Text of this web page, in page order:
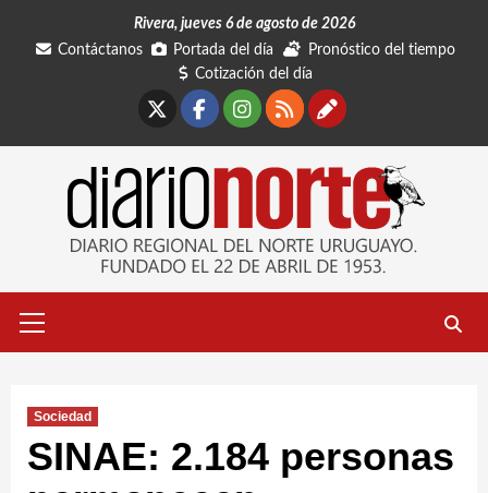
Rivera, jueves 6 de agosto de 2026
Contáctanos
Portada del día
Pronóstico del tiempo
Cotización del día
Facebook
Instagram
RSSContáctanos
primario
Sociedad
SINAE: 2.184 personas